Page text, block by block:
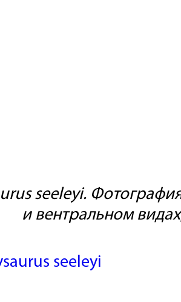
seeleyi.
и вентральном